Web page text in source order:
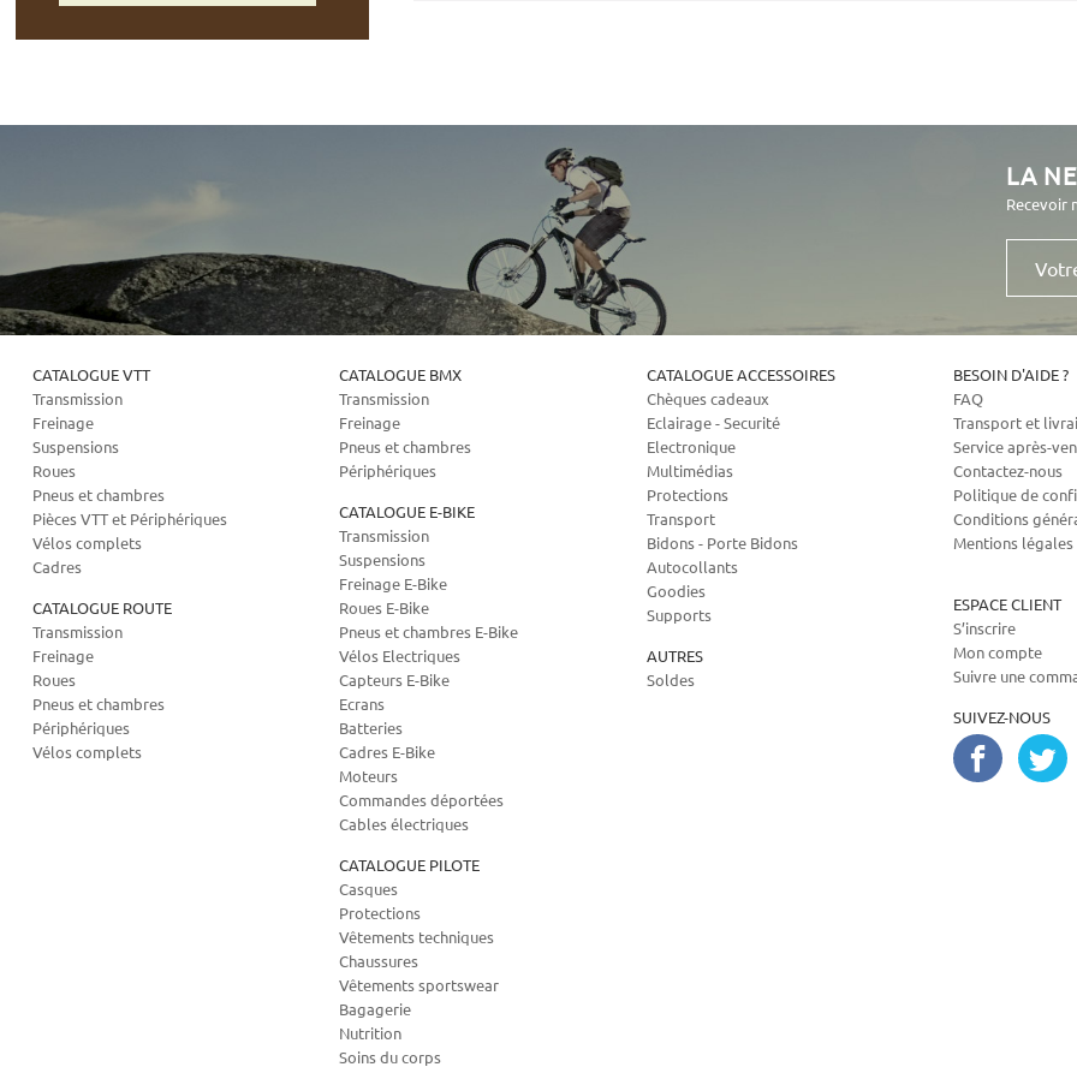
LA
Recevoir
Votre
mail
CATALOGUE VTT
Transmission
Freinage
Suspensions
Roues
Pneus et chambres
Pièces VTT et Périphériques
Vélos complets
Cadres
CATALOGUE ROUTE
Transmission
Freinage
Roues
Pneus et chambres
Périphériques
Vélos complets
CATALOGUE BMX
Transmission
Freinage
Pneus et chambres
Périphériques
CATALOGUE E-BIKE
Transmission
Suspensions
Freinage E-Bike
Roues E-Bike
Pneus et chambres E-Bike
Vélos Electriques
Capteurs E-Bike
Ecrans
Batteries
Cadres E-Bike
Moteurs
Commandes déportées
Cables électriques
CATALOGUE PILOTE
Casques
Protections
Vêtements techniques
Chaussures
Vêtements sportswear
Bagagerie
Nutrition
Soins du corps
CATALOGUE ACCESSOIRES
Chèques cadeaux
Eclairage - Securité
Electronique
Multimédias
Protections
Transport
Bidons - Porte Bidons
Autocollants
Goodies
Supports
AUTRES
Soldes
BESOIN D'AIDE ?
FAQ
Transport et
Service après-
Contactez-nous
Politique de
Conditions
Mentions légales
ESPACE CLIENT
S’inscrire
Mon compte
Suivre une
SUIVEZ-NOUS